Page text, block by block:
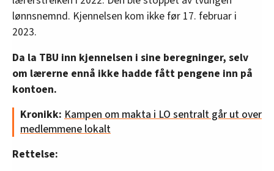
lønnsnemnd. Kjennelsen kom ikke før 17. februar i
2023.
Da la TBU inn kjennelsen i sine beregninger, selv
om lærerne ennå ikke hadde fått pengene inn på
kontoen.
Kronikk: Kampen om makta i LO sentralt går ut over
medlemmene lokalt
Rettelse: